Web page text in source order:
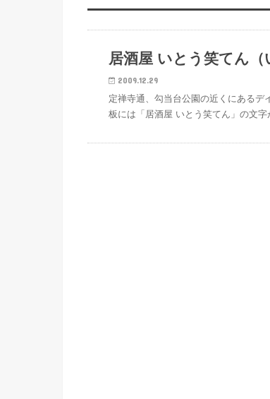
居酒屋 いとう笑てん（
2009.12.29
定禅寺通、勾当台公園の近くにある
板には「居酒屋 いとう笑てん」の文字